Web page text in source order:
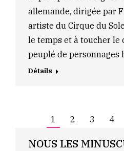
allemande, dirigée par
artiste du Cirque du
le temps et à toucher le
peuplé de
Détails
1 2 3 4
NOUS LES